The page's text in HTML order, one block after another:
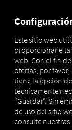
Marketplace
Este sitio web
proporcionarle la
web. Con el fin
ofertas, por favor,
tiene la opción
técnicamente
"Guardar". Sin
de uso del sitio
consulte nuestras